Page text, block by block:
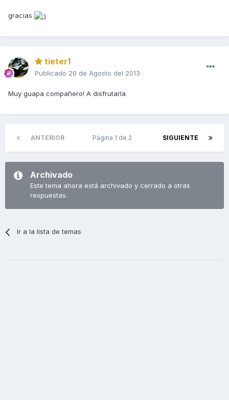
gracias
tieter1
Publicado 20 de Agosto del 2013
Muy guapa compañero! A disfrutarla
ANTERIOR SIGUIENTE
Página 1 de 2
Archivado
Este tema ahora está archivado y cerrado a otras
respuestas.
Ir a la lista de temas